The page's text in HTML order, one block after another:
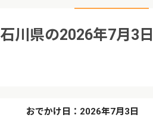
石川県の2026年7月3
おでかけ日：2026年7月3日